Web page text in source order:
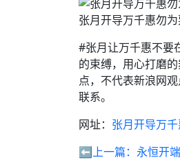
张月开导万千惠勿
#张月让万千惠不要
的束缚，用心打磨
点，不代表新浪网
联系。
网址： 张月开导万
⬅️上一篇： 永恒开